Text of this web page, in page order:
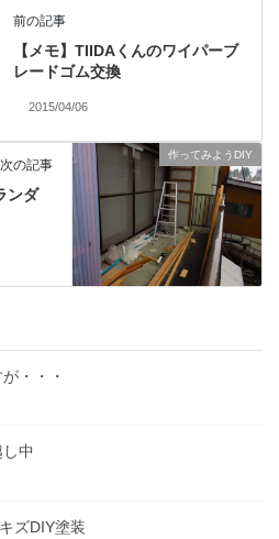
前の記事
【メモ】TIIDAくんのワイパーブ
レードゴム交換
2015/04/06
作ってみようDIY
次の記事
ンダ
・・・
中
ズDIY塗装